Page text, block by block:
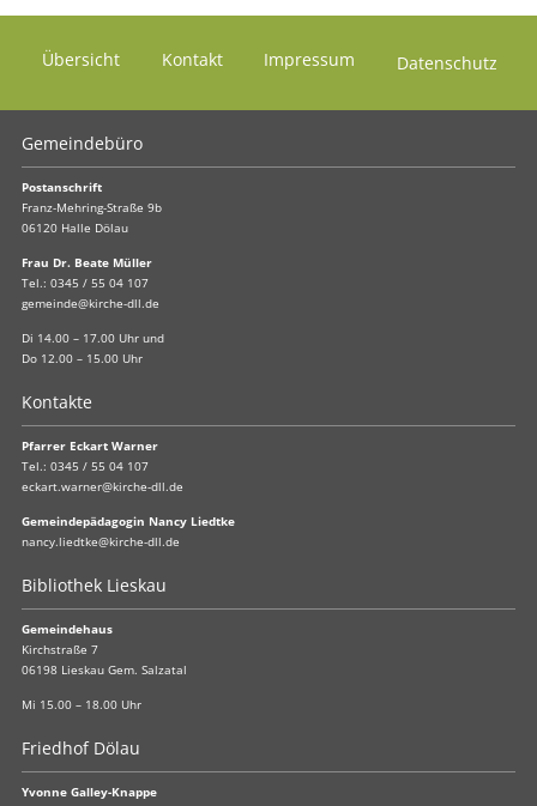
Übersicht Kontakt Impressum Datenschutz
Gemeindebüro
Postanschrift
Franz-Mehring-Straße 9b
06120 Halle Dölau
Frau Dr. Beate Müller
Tel.: 0345 / 55 04 107
gemeinde@kirche-dll.de
Di 14.00 – 17.00 Uhr und
Do 12.00 – 15.00 Uhr
Kontakte
Pfarrer Eckart Warner
Tel.: 0345 / 55 04 107
eckart.warner@kirche-dll.de
Gemeindepädagogin Nancy Liedtke
nancy.liedtke@kirche-dll.de
Bibliothek Lieskau
Gemeindehaus
Kirchstraße 7
06198 Lieskau Gem. Salzatal
Mi 15.00 – 18.00 Uhr
Friedhof Dölau
Yvonne Galley-Knappe